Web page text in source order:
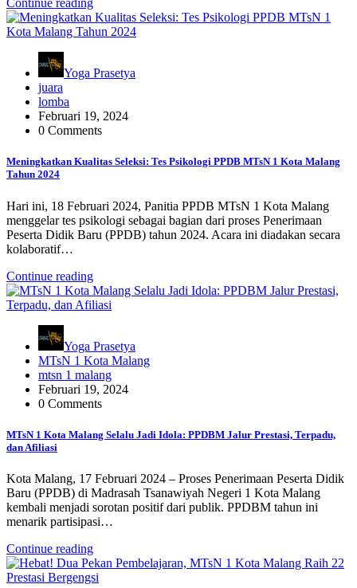
Continue reading
Yoga Prasetya
juara
lomba
Februari 19, 2024
0 Comments
Meningkatkan Kualitas Seleksi: Tes Psikologi PPDB MTsN 1 Kota Malang
Tahun 2024
Hari ini, 18 Februari 2024, Panitia PPDB MTsN 1 Kota Malang
menggelar tes psikologi sebagai bagian dari proses Penerimaan
Peserta Didik Baru (PPDB) tahun 2024. Acara ini diadakan secara
kolaboratif…
Continue reading
Yoga Prasetya
MTsN 1 Kota Malang
mtsn 1 malang
Februari 19, 2024
0 Comments
MTsN 1 Kota Malang Selalu Jadi Idola: PPDBM Jalur Prestasi, Terpadu,
dan Afiliasi
Kota Malang, 17 Februari 2024 – Proses Penerimaan Peserta Didik
Baru (PPDB) di Madrasah Tsanawiyah Negeri 1 Kota Malang
kembali menjadi sorotan positif dari publik. PPDBM tahun ini
menarik partisipasi…
Continue reading